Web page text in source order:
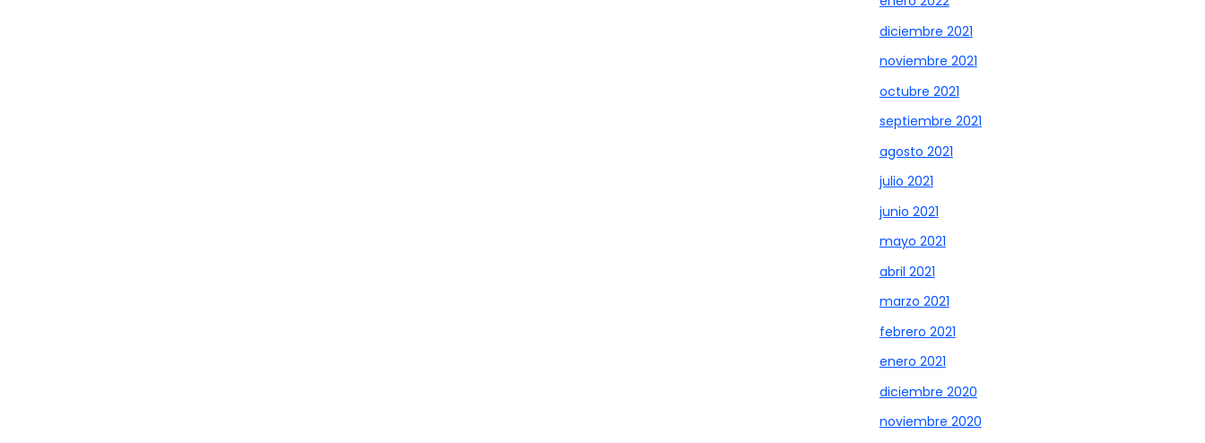
diciembre 2021
noviembre 2021
octubre 2021
septiembre 2021
agosto 2021
julio 2021
junio 2021
mayo 2021
abril 2021
marzo 2021
febrero 2021
enero 2021
diciembre 2020
noviembre 2020